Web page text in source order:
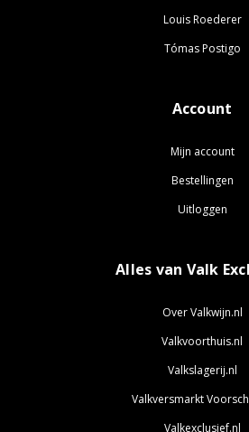
Louis Roederer
Tómas Postigo
Account
Mijn account
Bestellingen
Uitloggen
Alles van Valk
Over Valkwijn.nl
Valkvoorthuis.nl
Valkslagerij.nl
Valkversmarkt
Valkexclusief.nl